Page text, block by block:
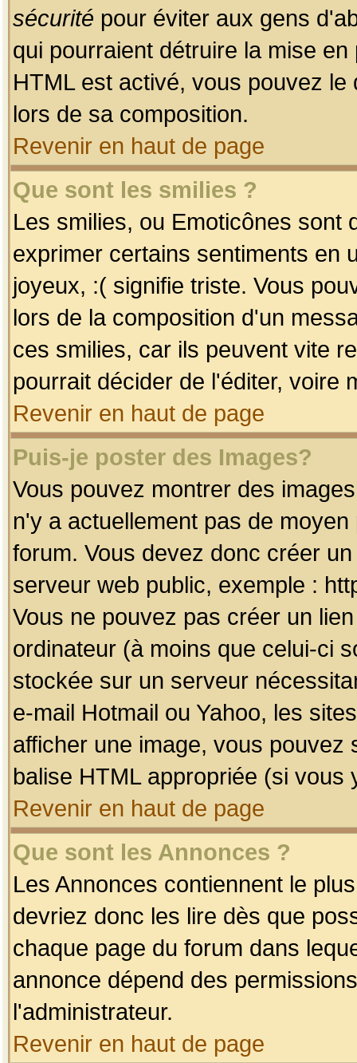
sécurité pour éviter aux gens
qui pourraient détruire la mise
HTML est activé, vous pouvez
lors de sa composition.
Revenir en haut de page
Que sont les smilies ?
Les smilies, ou Emoticônes sont
exprimer certains sentiments en
joyeux, :( signifie triste. Vous
lors de la composition d'un
ces smilies, car ils peuvent vite
pourrait décider de l'éditer, voire
Revenir en haut de page
Puis-je poster des Images?
Vous pouvez montrer des
n'y a actuellement pas de
forum. Vous devez donc créer
serveur web public, exemple :
Vous ne pouvez pas créer un
ordinateur (à moins que celui-ci
stockée sur un serveur
e-mail Hotmail ou Yahoo, les
afficher une image, vous pouvez
balise HTML appropriée (si vous
Revenir en haut de page
Que sont les Annonces ?
Les Annonces contiennent le
devriez donc les lire dès que
chaque page du forum dans
annonce dépend des
l'administrateur.
Revenir en haut de page